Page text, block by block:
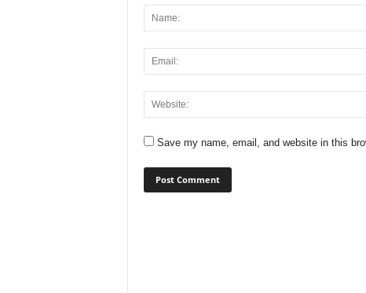
Save my name, email, and website in this